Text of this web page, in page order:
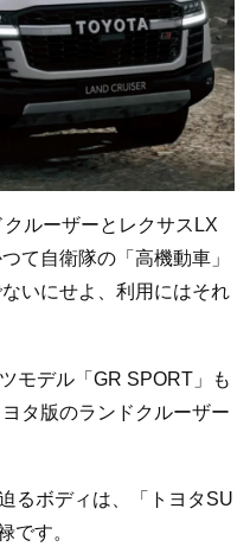
ルーザーとレクサスLX
て自衛隊の「高機動車」
いにせよ、利用にはそれ
モデル「GR SPORT」も
タ版のランドクルーザー
るボディは、「トヨタSU
です。